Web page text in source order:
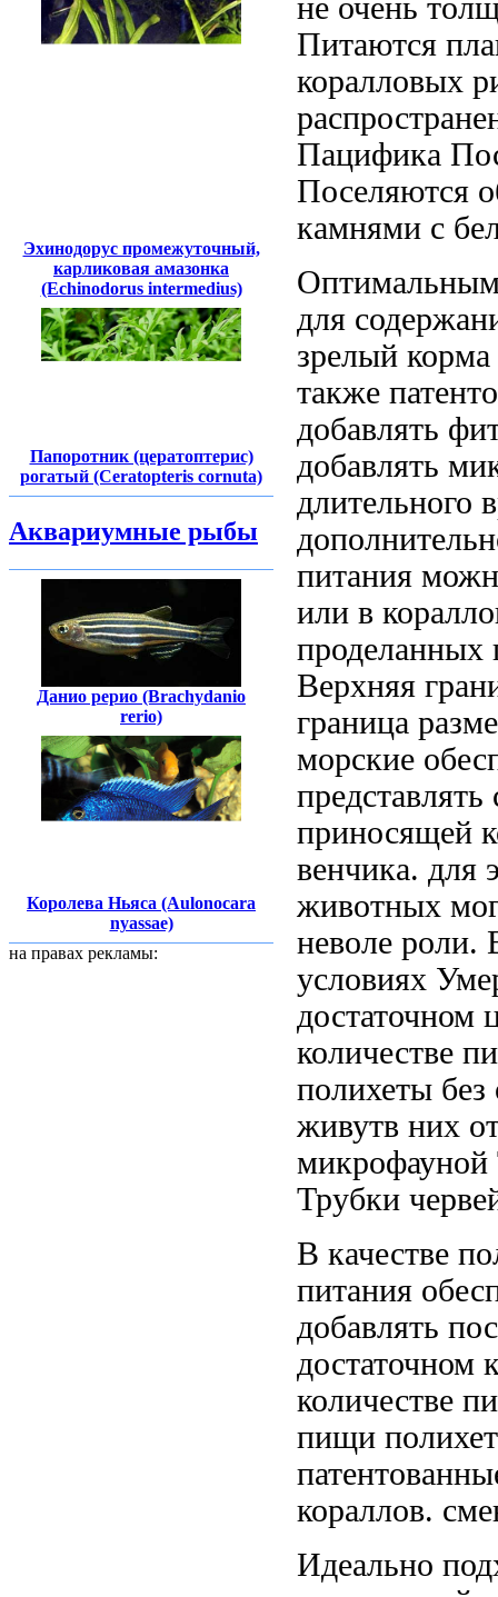
Эхинодорус промежуточный,
карликовая амазонка
(Echinodorus intermedius)
Папоротник (цератоптерис)
рогатый (Ceratopteris cornuta)
Аквариумные рыбы
Данио рерио (Brachydanio
rerio)
Королева Ньяса (Aulonocara
nyassae)
на правах рекламы:
не очень
Питаются
коралловых
Пацифика
Поселяются
камнями с
для
зрелый
также
добавлять
добавлять
длительного
питания
или в
проделанных
Верхняя
граница
морские
представлять
приносящей
венчика. для
животных
неволе роли.
условиях
достаточном
количестве
полихеты без
живутв них
микрофауной
Трубки
В качестве
питания
добавлять
достаточном
количестве
пищи
кораллов.
Идеально